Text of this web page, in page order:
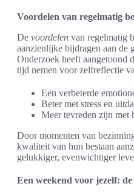
Voordelen van regelmatig
De voordelen van regelmatig
aanzienlijke bijdragen aan de
Onderzoek heeft aangetoond
tijd nemen voor zelfreflectie
Een verbeterde
Beter met stress en
Meer tevreden zijn met
Door momenten van
kwaliteit van hun bestaan
gelukkiger, evenwichtiger
Een weekend voor jezelf: